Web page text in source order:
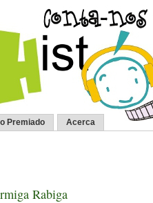
Premiado Acerca
Rabiga